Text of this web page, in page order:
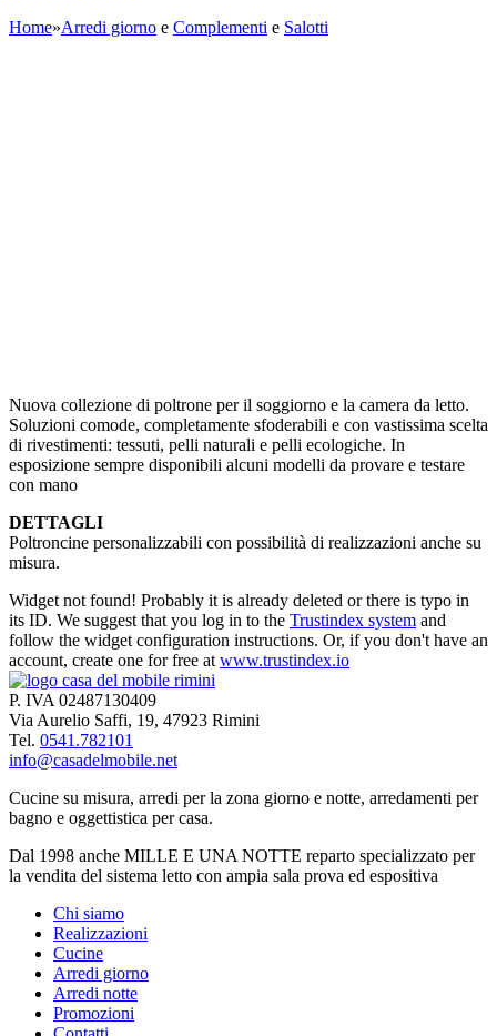
Home»Arredi giorno e Complementi e Salotti
Nuova collezione di poltrone per il soggiorno e la camera da letto.
Soluzioni comode, completamente sfoderabili e con vastissima scelta
di rivestimenti: tessuti, pelli naturali e pelli ecologiche. In
esposizione sempre disponibili alcuni modelli da provare e testare
con mano
DETTAGLI
Poltroncine personalizzabili con possibilità di realizzazioni anche su
misura.
Widget not found! Probably it is already deleted or there is typo in
its ID. We suggest that you log in to the Trustindex system and
follow the widget configuration instructions. Or, if you don't have an
account, create one for free at www.trustindex.io
P. IVA 02487130409
Via Aurelio Saffi, 19, 47923 Rimini
Tel. 0541.782101
info@casadelmobile.net
Cucine su misura, arredi per la zona giorno e notte, arredamenti per
bagno e oggettistica per casa.
Dal 1998 anche MILLE E UNA NOTTE reparto specializzato per
la vendita del sistema letto con ampia sala prova ed espositiva
Chi siamo
Realizzazioni
Cucine
Arredi giorno
Arredi notte
Promozioni